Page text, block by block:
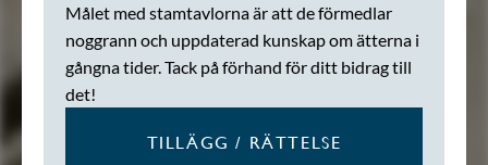
Målet med stamtavlorna är att de förmedlar
noggrann och uppdaterad kunskap om ätterna i
gångna tider. Tack på förhand för ditt bidrag till
det!
TILLÄGG / RÄTTELSE